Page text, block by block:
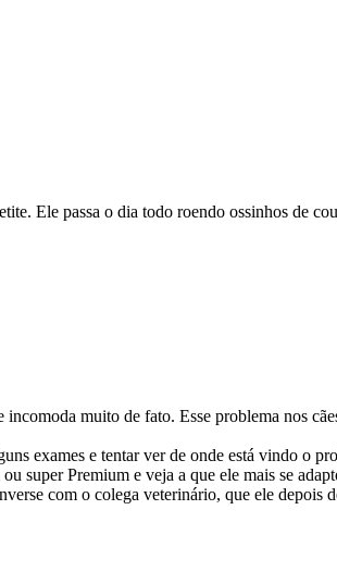
Ele passa o dia todo roendo ossinhos de
incomoda muito de fato. Esse problema nos
exames e tentar ver de onde está vindo o
super Premium e veja a que ele mais se
com o colega veterinário, que ele